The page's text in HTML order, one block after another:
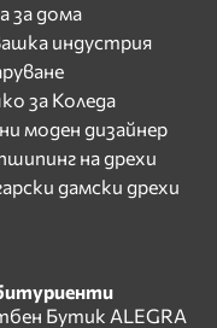
за дома
индустрия
за Коледа
моден дизайнер
на дрехи
дамски дрехи
Бутик ALEGRA